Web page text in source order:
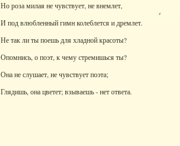
Но роза милая не чувствует, не внемлет,
И под влюбленный гимн колеблется и дремлет.
Не так ли ты поешь для хладной красоты?
Опомнись, о поэт, к чему стремишься ты?
Она не слушает, не чувствует поэта;
Глядишь, она цветет; взываешь - нет ответа.